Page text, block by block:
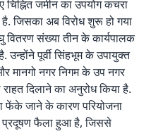
जमीन का उपयोग कचरा
जिसका अब विरोध शुरू हो गया
वितरण संख्या तीन के कार्यपालक
उन्होंने पूर्वी सिंहभूम के उपायुक्त
मानगो नगर निगम के उप नगर
दिलाने का अनुरोध किया है.
फेंके जाने के कारण परियोजना
प्रदूषण फैला हुआ है, जिससे